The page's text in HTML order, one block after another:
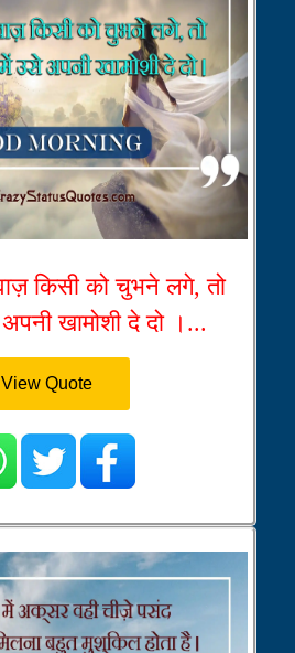
किसी को चुभने लगे, तो
खामोशी दे दो ।...
View Quote